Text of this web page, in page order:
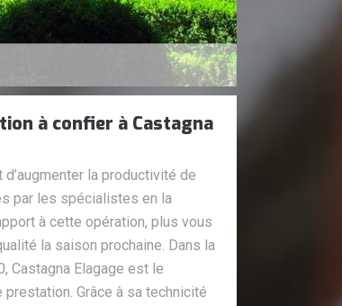
à confier à Castagna
la productivité de
par les spécialistes en la
à cette opération, plus vous
la saison prochaine. Dans la
Castagna Elagage est le
Grâce à sa technicité